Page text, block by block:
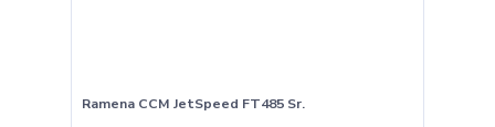
Ramena CCM JetSpeed FT485 Sr.